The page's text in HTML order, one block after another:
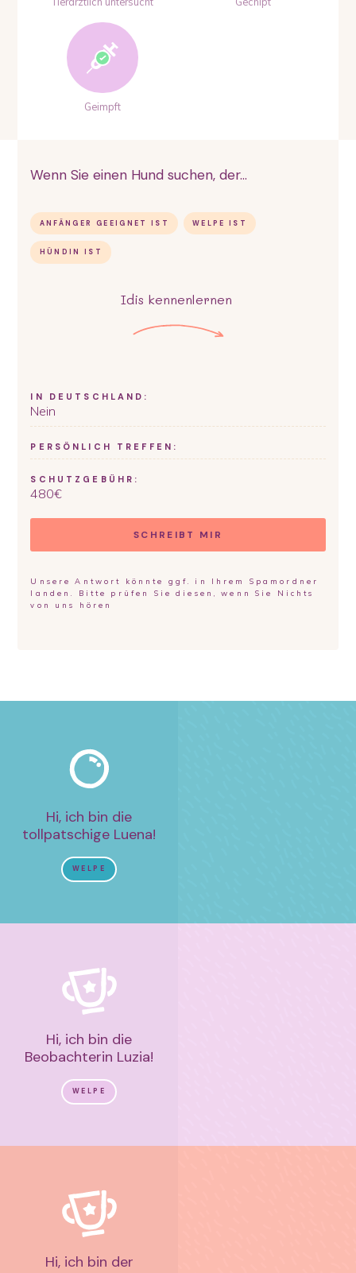
Geimpft
Wenn Sie einen Hund suchen, der...
ANFÄNGER GEEIGNET IST WELPE IST
HÜNDIN IST
Idis kennenlernen
IN DEUTSCHLAND:
Nein
PERSÖNLICH TREFFEN:
SCHUTZGEBÜHR:
480€
SCHREIBT MIR
Unsere Antwort könnte ggf. in Ihrem Spamordner
landen. Bitte prüfen Sie diesen, wenn Sie Nichts
von uns hören
Hi, ich bin die
tollpatschige Luena!
WELPE
Hi, ich bin die
Beobachterin Luzia!
WELPE
Hi, ich bin der